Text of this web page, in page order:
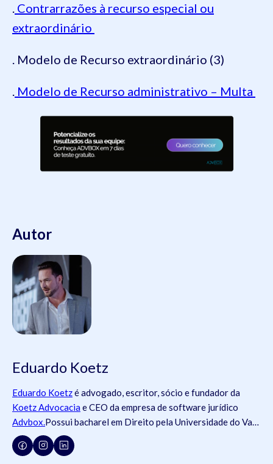
. Contrarrazões à recurso especial ou
extraordinário
. Modelo de Recurso extraordinário (3)
. Modelo de Recurso administrativo – Multa
Autor
Eduardo Koetz
Eduardo Koetzé advogado, escritor, sócio e fundador da
Koetz Advocacia e CEO da empresa de software jurídico
Advbox.Possui bacharel em Direito pela Universidade do Vale
do Rio dos Sinos (
dos Advogados do Brasil